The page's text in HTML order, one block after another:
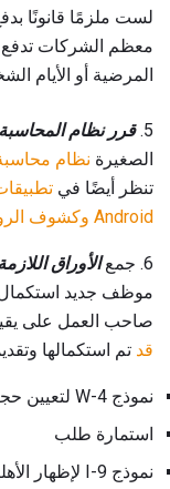
لست ملزمًا قانونًا
معظم الشركات تدفع
المرضية أو الأيام
5. قرر نظام المحاسبة
الصغيرة نظام
تنظر أيضًا في
Android وكشوف الرواتب من
6. جمع الأوراق
موظف جديد استكمال
صاحب العمل على
قد تم استكمالها
نموذج W-4 لتعيين حجب
استمارة طلب
نموذج I-9 لإظهار الأهلية للعمل في الولايات المتحدة ، و